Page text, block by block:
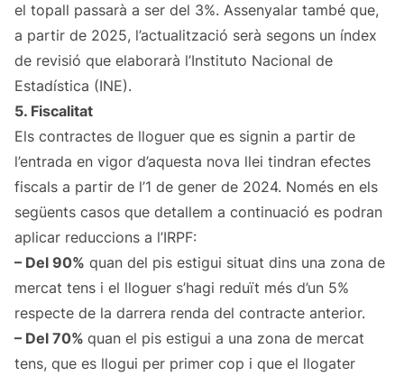
el topall passarà a ser del 3%. Assenyalar també que,
a partir de 2025, l’actualització serà segons un índex
de revisió que elaborarà l’Instituto Nacional de
Estadística (INE).
5. Fiscalitat
Els contractes de lloguer que es signin a partir de
l’entrada en vigor d’aquesta nova llei tindran efectes
fiscals a partir de l’1 de gener de 2024. Només en els
següents casos que detallem a continuació es podran
aplicar reduccions a l’IRPF:
– Del 90% quan del pis estigui situat dins una zona de
mercat tens i el lloguer s’hagi reduït més d’un 5%
respecte de la darrera renda del contracte anterior.
– Del 70% quan el pis estigui a una zona de mercat
tens, que es llogui per primer cop i que el llogater